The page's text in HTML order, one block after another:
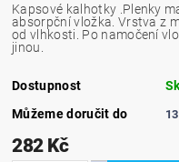
Kapsové kalhotky .Plenky
absorpční vložka. Vrstva z
od vlhkosti. Po namočení
jinou.
Dostupnost
Můžeme doručit do
282 Kč